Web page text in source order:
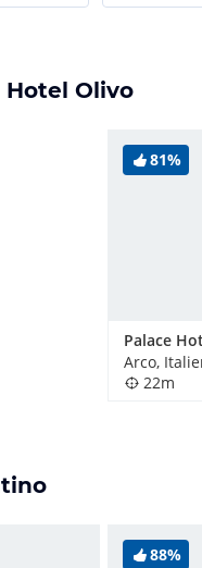
Hotel Olivo
81%
Palace
Arco,
22m
88%